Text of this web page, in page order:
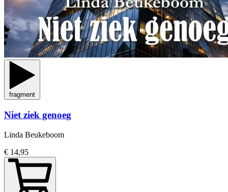
fragment
Niet ziek genoeg
Linda Beukeboom
€ 14,95